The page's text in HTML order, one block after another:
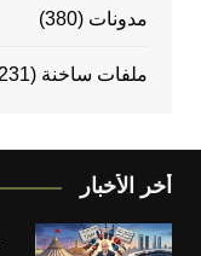
مدونات (380)
ملفات ساخنة (8٬231)
أخر الأخبار